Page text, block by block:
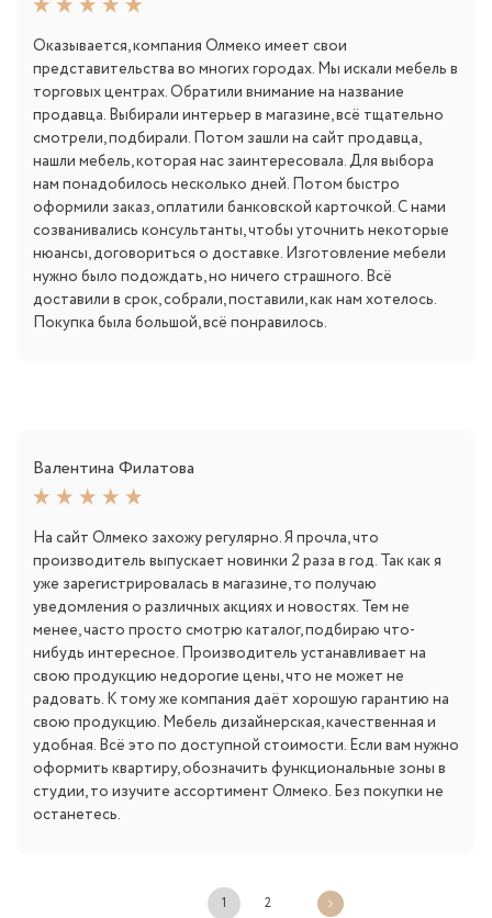
Оказывается, компания Олмеко имеет свои
представительства во многих городах. Мы искали мебель в
торговых центрах. Обратили внимание на название
продавца. Выбирали интерьер в магазине, всё тщательно
смотрели, подбирали. Потом зашли на сайт продавца,
нашли мебель, которая нас заинтересовала. Для выбора
нам понадобилось несколько дней. Потом быстро
оформили заказ, оплатили банковской карточкой. С нами
созванивались консультанты, чтобы уточнить некоторые
нюансы, договориться о доставке. Изготовление мебели
нужно было подождать, но ничего страшного. Всё
доставили в срок, собрали, поставили, как нам хотелось.
Покупка была большой, всё понравилось.
Валентина Филатова
На сайт Олмеко захожу регулярно. Я прочла, что
производитель выпускает новинки 2 раза в год. Так как я
уже зарегистрировалась в магазине, то получаю
уведомления о различных акциях и новостях. Тем не
менее, часто просто смотрю каталог, подбираю что-
нибудь интересное. Производитель устанавливает на
свою продукцию недорогие цены, что не может не
радовать. К тому же компания даёт хорошую гарантию на
свою продукцию. Мебель дизайнерская, качественная и
удобная. Всё это по доступной стоимости. Если вам нужно
оформить квартиру, обозначить функциональные зоны в
студии, то изучите ассортимент Олмеко. Без покупки не
останетесь.
1 2